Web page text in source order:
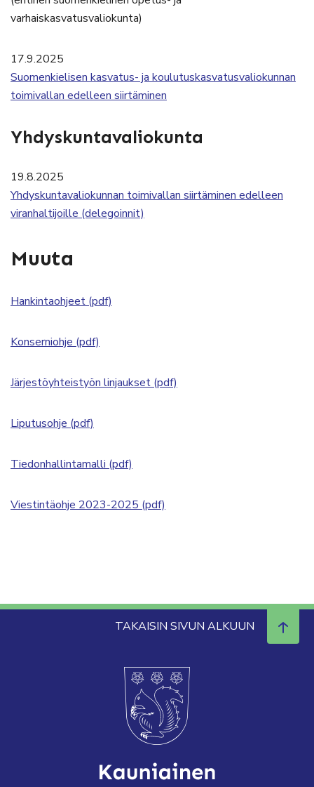
varhaiskasvatusvaliokunta)
17.9.2025
Suomenkielisen kasvatus- ja koulutuskasvatusvaliokunnan
toimivallan edelleen siirtäminen
Yhdyskuntavaliokunta
19.8.2025
Yhdyskuntavaliokunnan toimivallan siirtäminen edelleen
viranhaltijoille (delegoinnit)
Muuta
Hankintaohjeet (pdf)
Konserniohje (pdf)
Järjestöyhteistyön linjaukset (pdf)
Liputusohje (pdf)
Tiedonhallintamalli (pdf)
Viestintäohje 2023-2025 (pdf)
TAKAISIN SIVUN ALKUUN